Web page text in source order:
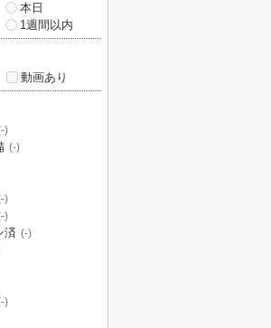
本日
1週間以内
動画あり
)
(-)
)
)
済 (-)
)